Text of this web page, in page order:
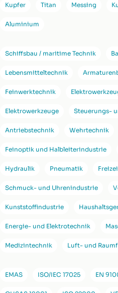
Kupfer Titan Messing
Aluminium
Schiffsbau / maritime Technik
Lebensmitteltechnik
Feinwerktechnik
Elektrowerkzeuge Steuerungs-
Antriebstechnik Wehrtechnik
Feinoptik und Halbleiterindustrie
Hydraulik Pneumatik
Schmuck- und Uhrenindustrie
Kunststoffindustrie
Energie- und Elektrotechnik
Medizintechnik Luft- und
EMAS ISO/IEC 17025 EN